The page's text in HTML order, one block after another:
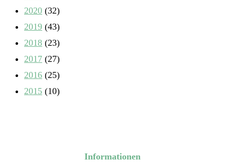
2020 (32)
2019 (43)
2018 (23)
2017 (27)
2016 (25)
2015 (10)
Informationen